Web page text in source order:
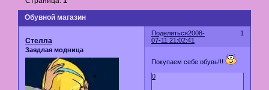
Обувной магазин
Поделиться 1
2008-
07-11 21:02:41
Стелла
Заядлая модница
Покупаем себе обувь!!!
0